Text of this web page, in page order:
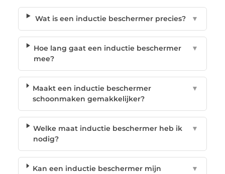
Wat is een inductie beschermer precies? ▼
Hoe lang gaat een inductie beschermer
mee?
▼
Maakt een inductie beschermer
schoonmaken gemakkelijker?
▼
Welke maat inductie beschermer heb ik
nodig?
▼
Kan een inductie beschermer mijn
▼